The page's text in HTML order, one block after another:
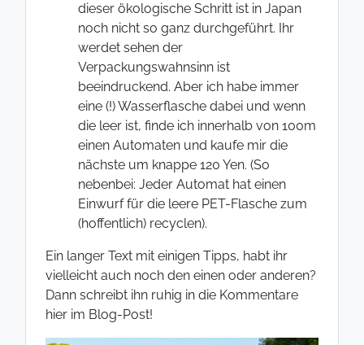
dieser ökologische Schritt ist in Japan
noch nicht so ganz durchgeführt. Ihr
werdet sehen der
Verpackungswahnsinn ist
beeindruckend. Aber ich habe immer
eine (!) Wasserflasche dabei und wenn
die leer ist, finde ich innerhalb von 100m
einen Automaten und kaufe mir die
nächste um knappe 120 Yen. (So
nebenbei: Jeder Automat hat einen
Einwurf für die leere PET-Flasche zum
(hoffentlich) recyclen).
Ein langer Text mit einigen Tipps, habt ihr
vielleicht auch noch den einen oder anderen?
Dann schreibt ihn ruhig in die Kommentare
hier im Blog-Post!